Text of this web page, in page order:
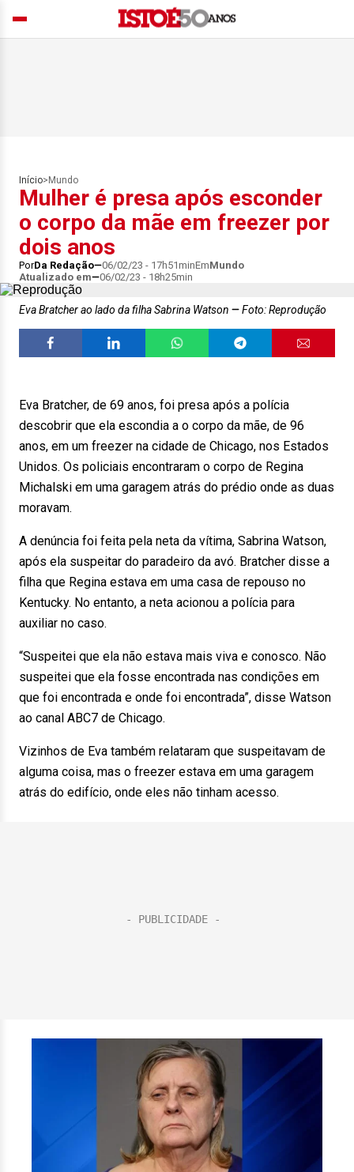
Início> Mundo
Mulher é presa após esconder
o corpo da mãe em freezer por
dois anos
PorDa Redação 06/02/23 - 17h51minEmMundo
Atualizado em
06/02/23 - 18h25min
Eva Bratcher ao lado da filha Sabrina Watson Foto: Reprodução
Eva Bratcher, de 69 anos, foi presa após a polícia
descobrir que ela escondia a o corpo da mãe, de 96
anos, em um freezer na cidade de Chicago, nos Estados
Unidos. Os policiais encontraram o corpo de Regina
Michalski em uma garagem atrás do prédio onde as duas
moravam.
A denúncia foi feita pela neta da vítima, Sabrina Watson,
após ela suspeitar do paradeiro da avó. Bratcher disse a
filha que Regina estava em uma casa de repouso no
Kentucky. No entanto, a neta acionou a polícia para
auxiliar no caso.
“Suspeitei que ela não estava mais viva e conosco. Não
suspeitei que ela fosse encontrada nas condições em
que foi encontrada e onde foi encontrada”, disse Watson
ao canal ABC7 de Chicago.
Vizinhos de Eva também relataram que suspeitavam de
alguma coisa, mas o freezer estava em uma garagem
atrás do edifício, onde eles não tinham acesso.